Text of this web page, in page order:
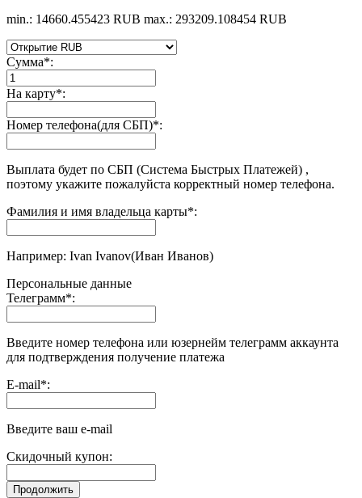
min.: 14660.455423 RUB max.: 293209.108454 RUB
Сумма*:
На карту*:
Номер телефона(для СБП)*:
Выплата будет по СБП (Система Быстрых Платежей) ,
поэтому укажите пожалуйста корректный номер телефона.
Фамилия и имя владельца карты*:
Например: Ivan Ivanov(Иван Иванов)
Персональные данные
Телеграмм*:
Введите номер телефона или юзернейм телеграмм аккаунта
для подтверждения получение платежа
E-mail*:
Введите ваш e-mail
Скидочный купон: